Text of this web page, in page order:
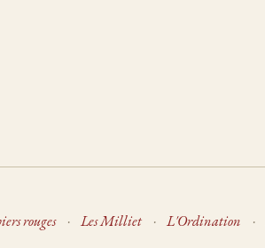
rouges · Les Milliet · L'Ordination ·